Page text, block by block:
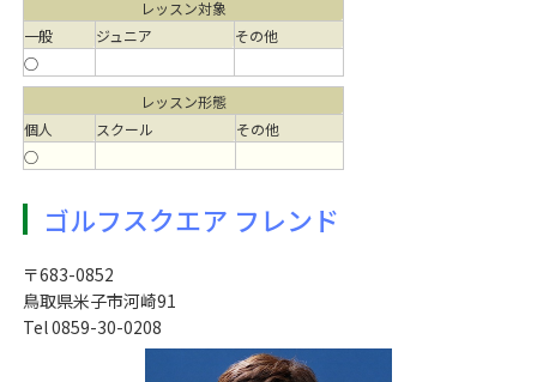
レッスン対象
一般
ジュニア
その他
○
レッスン形態
個人
スクール
その他
○
ゴルフスクエア フレンド
〒683-0852
鳥取県米子市河崎91
Tel 0859-30-0208